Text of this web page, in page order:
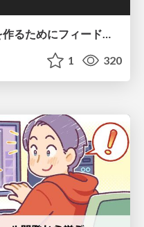
最高のシステムプロンプトを作るためにフィードバック機能を導入した話
1 320